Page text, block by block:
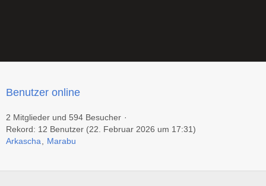
Benutzer online
2 Mitglieder und 594 Besucher
Rekord: 12 Benutzer (22. Februar 2026 um 17:31)
Arkascha
Marabu